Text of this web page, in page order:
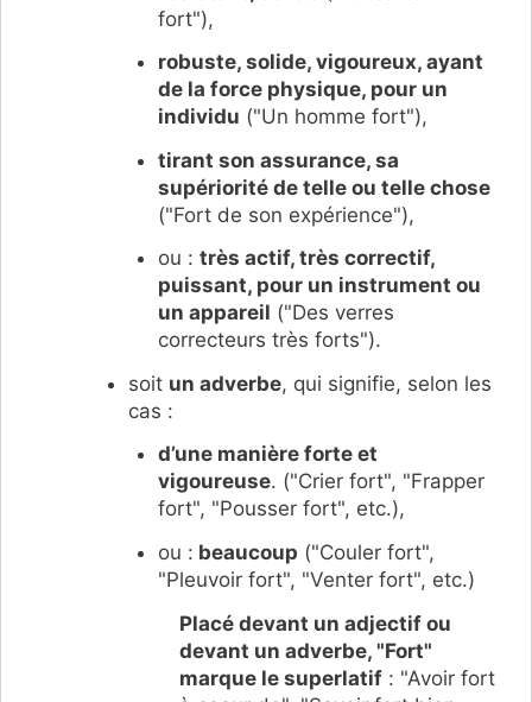
fort"),
robuste, solide, vigoureux, ayant
de la force physique, pour un
individu ("Un homme fort"),
tirant son assurance, sa
supériorité de telle ou telle chose
("Fort de son expérience"),
ou : très actif, très correctif,
puissant, pour un instrument ou
un appareil ("Des verres
correcteurs très forts").
soit un adverbe, qui signifie, selon les
cas :
d’une manière forte et
vigoureuse. ("Crier fort", "Frapper
fort", "Pousser fort", etc.),
ou : beaucoup ("Couler fort",
"Pleuvoir fort", "Venter fort", etc.)
Placé devant un adjectif ou
devant un adverbe, "Fort"
marque le superlatif : "Avoir fort